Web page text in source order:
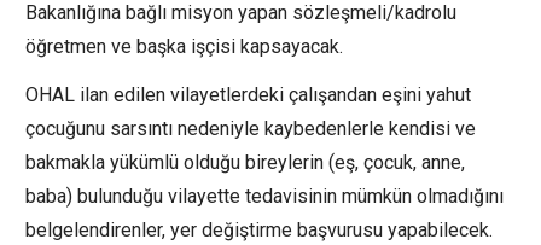
Bakanlığına bağlı misyon yapan sözleşmeli/kadrolu
öğretmen ve başka işçisi kapsayacak.
OHAL ilan edilen vilayetlerdeki çalışandan eşini yahut
çocuğunu sarsıntı nedeniyle kaybedenlerle kendisi ve
bakmakla yükümlü olduğu bireylerin (eş, çocuk, anne,
baba) bulunduğu vilayette tedavisinin mümkün olmadığını
belgelendirenler, yer değiştirme başvurusu yapabilecek.